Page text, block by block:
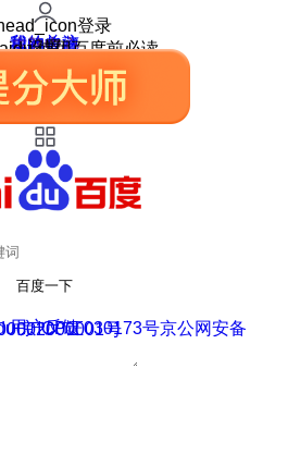
登录
我的关注
我的收藏
皮肤中心
用户反馈
设置
使用百度前必读
百度一下
用户反馈
京ICP证030173号
备11000002000001号